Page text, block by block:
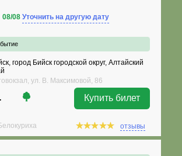
08/08 Уточнить на другую дату
город Бийск городской округ, Алтайский
ул. В. Максимовой, 86
Купить билет
отзывы